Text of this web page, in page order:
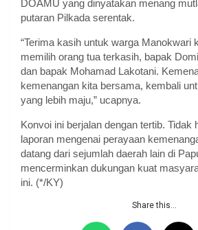
DOAMU yang dinyatakan menang
putaran Pilkada serentak.
“Terima kasih untuk warga Manokwari
memilih orang tua terkasih, bapak
dan bapak Mohamad Lakotani.
kemenangan kita bersama, kembali
yang lebih maju,” ucapnya.
Konvoi ini berjalan dengan tertib. Tidak
laporan mengenai perayaan
datang dari sejumlah daerah lain di
mencerminkan dukungan kuat
ini. (*/KY)
Share this...